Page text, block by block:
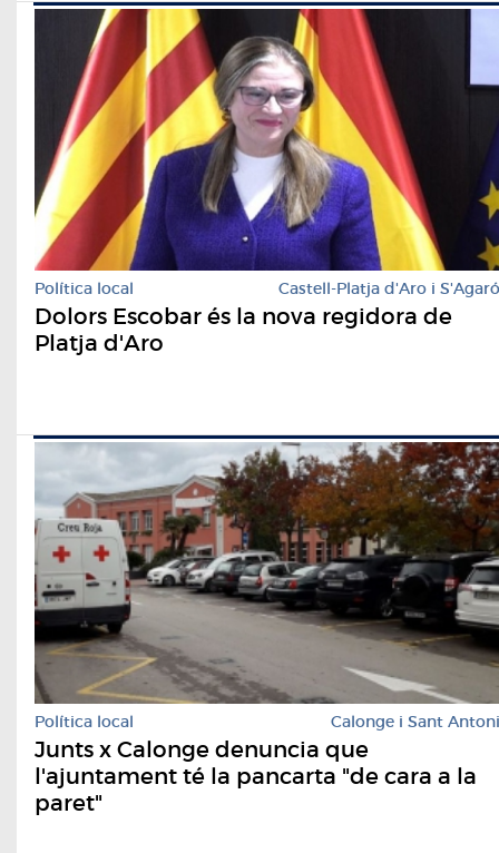
Política local Castell-Platja d'Aro i S'Agaró
Dolors Escobar és la nova regidora de
Platja d'Aro
Política local Calonge i Sant Antoni
Junts x Calonge denuncia que
l'ajuntament té la pancarta "de cara a la
paret"